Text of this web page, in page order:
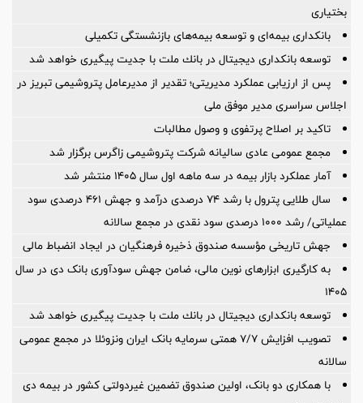
بختیاری
بانکداری بیمه‌ای و توسعه بیمه‌های بازنشستگی تکمیلی
توسعه بانكداری دیجیتال در بانك ملت با جدیت پیگیری خواهد شد
پس از ارزیابی عملکرد مدیریتی؛ تقدیر از مدیرعامل پتروشیمی تبریز در
اجلاس سراسری مدیر موفق ملی
تاکید بر اصلاح پرتفوی و وصول مطالبات
مجمع عمومی عادی سالیانه شرکت پتروشیمی زاگرس برگزار شد
آمار عملكرد بازار بیمه در سه ماهه اول سال 1405 منتشر شد
سال طلایی پترول با رشد ۷۴ درصدی درآمد و جهش ۴۶۱ درصدی سود
عملیاتی/ رشد ۱۰۰۰ درصدی سود نقدی در مجمع سالانه
جهش تاریخی مؤسسه صندوق ذخیره فرهنگیان در ایجاد انضباط مالی
به کارگیری ابزارهای نوین مالی، ضامن جهش سودآوری بانک دی در سال
۱۴۰۵
توسعه بانكداری دیجیتال در بانك ملت با جدیت پیگیری خواهد شد ‌
تصویب افزایش ۷/۷ همتی سرمایه بانک ایران ونزوئلا در مجمع عمومی
سالانه
با همکاری دو بانک، اولین صندوق تضمین غیردولتی کشور در بیمه دی